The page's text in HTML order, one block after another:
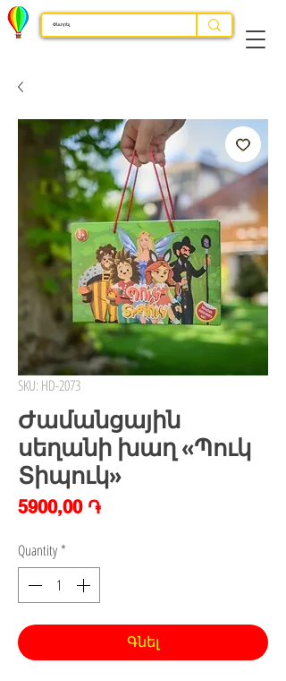
SKU: HD-2073
Ժամանցային
սեղանի խաղ «Պուկ
Տիպուկ»
5900,00 ֏Price
Quantity *
Գնել